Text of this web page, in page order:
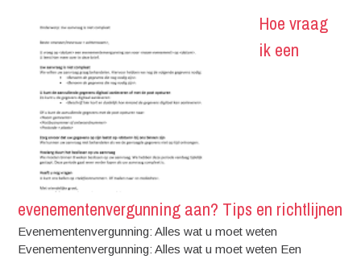
Hoe vraag
ik een
evenementenvergunning aan? Tips en richtlijnen
Evenementenvergunning: Alles wat u moet weten
Evenementenvergunning: Alles wat u moet weten Een